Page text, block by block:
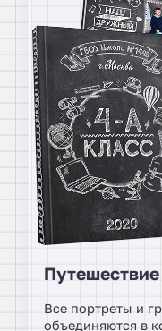
Путешествие
Все портреты и
объединяются в